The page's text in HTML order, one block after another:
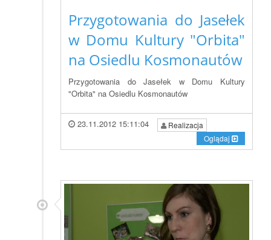
Przygotowania do Jasełek
w Domu Kultury "Orbita"
na Osiedlu Kosmonautów
Przygotowania do Jasełek w Domu Kultury
"Orbita" na Osiedlu Kosmonautów
23.11.2012 15:11:04
Realizacja
Oglądaj